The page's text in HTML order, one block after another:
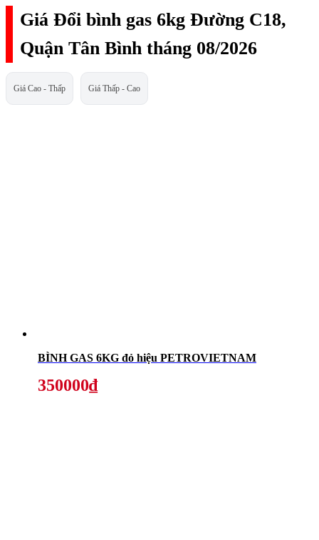
Giá Đổi bình gas 6kg Đường C18,
Quận Tân Bình tháng 08/2026
Giá Cao - Thấp Giá Thấp - Cao
BÌNH GAS 6KG đỏ hiệu PETROVIETNAM
350000₫